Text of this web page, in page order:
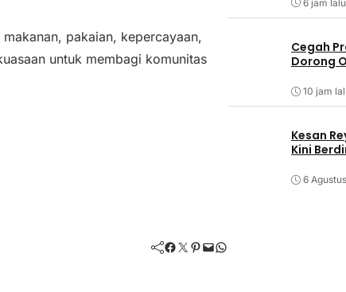
pakaian, kepercayaan,
untuk membagi komunitas
Facebook Twitter Pinterest Mail WhatsApp
6 jam lalu
Cegah
Dorong
10 jam
Kesan
Kini
6